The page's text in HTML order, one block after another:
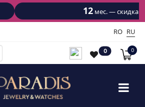
мес. — скидка10%
RO RU
0 0